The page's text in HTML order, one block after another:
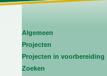
Algemeen
Projecten
Projecten in voorbereiding
Zoeken